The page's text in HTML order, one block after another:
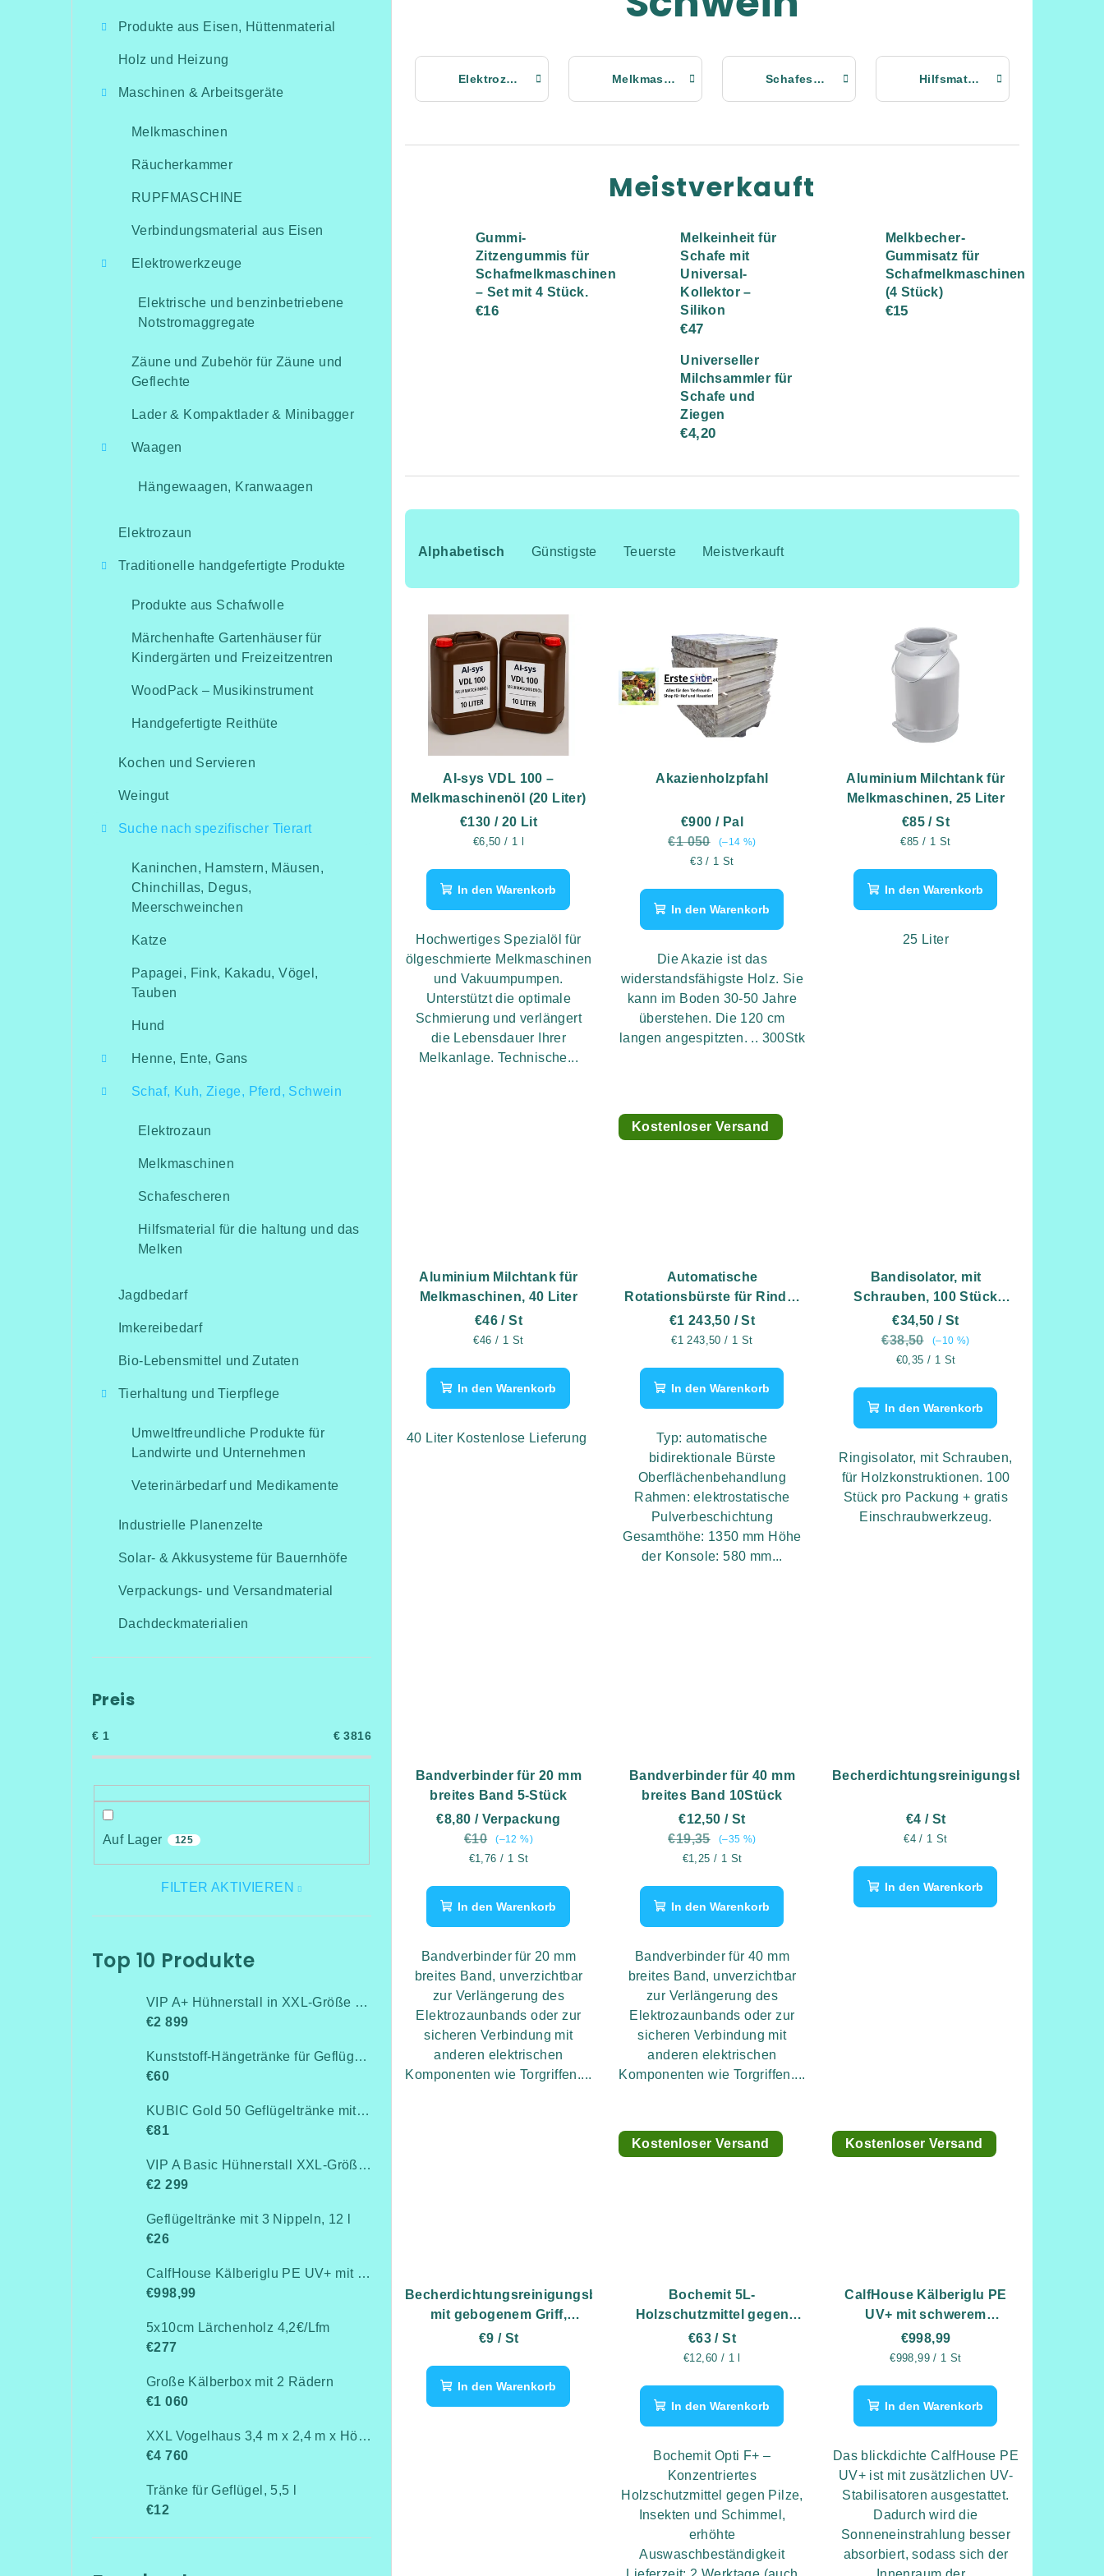
Produkte aus Eisen, Hüttenmaterial
Holz und Heizung
Maschinen & Arbeitsgeräte
Melkmaschinen
Räucherkammer
RUPFMASCHINE
Verbindungsmaterial aus Eisen
Elektrowerkzeuge
Elektrische und benzinbetriebene
Notstromaggregate
Zäune und Zubehör für Zäune und
Geflechte
Lader & Kompaktlader & Minibagger
Waagen
Hängewaagen, Kranwaagen
Elektrozaun
Traditionelle handgefertigte Produkte
Produkte aus Schafwolle
Märchenhafte Gartenhäuser für
Kindergärten und Freizeitzentren
WoodPack – Musikinstrument
Handgefertigte Reithüte
Kochen und Servieren
Weingut
Suche nach spezifischer Tierart
Kaninchen, Hamstern, Mäusen,
Chinchillas, Degus,
Meerschweinchen
Katze
Papagei, Fink, Kakadu, Vögel,
Tauben
Hund
Henne, Ente, Gans
Schaf, Kuh, Ziege, Pferd, Schwein
Elektrozaun
Melkmaschinen
Schafescheren
Hilfsmaterial für die haltung und das
Melken
Jagdbedarf
Imkereibedarf
Bio-Lebensmittel und Zutaten
Tierhaltung und Tierpflege
Umweltfreundliche Produkte für
Landwirte und Unternehmen
Veterinärbedarf und Medikamente
Industrielle Planenzelte
Solar- & Akkusysteme für Bauernhöfe
Verpackungs- und Versandmaterial
Dachdeckmaterialien
Preis
€ 1 €3816
Auf Lager 125
FILTER AKTIVIEREN
Top 10 Produkte
VIP A+ Hühnerstall in XXL-Größe für 15-20 Hühner-Isoliert(mit Heizung!+Kühlung!, Isolierung und Led-Beleuchtung) - Komplett montiert - Kostenlose Lieferung
€2 899
Kunststoff-Hängetränke für Geflügel, Anschluss an Rohrleitung / Niederdruck bis 0,5 bar
€60
KUBIC Gold 50 Geflügeltränke mit Standfüßen
€81
VIP A Basic Hühnerstall XXL-Größe für 15-20 Hühner - Komplett montiert -Kostenlose Lieferung- Ohne Wärmedämmung,Heizung/Kühlung und Beleuchtung
€2 299
Geflügeltränke mit 3 Nippeln, 12 l
€26
CalfHouse Kälberiglu PE UV+ mit schwerem Gitterzaun
€998,99
5x10cm Lärchenholz 4,2€/Lfm
€277
Große Kälberbox mit 2 Rädern
€1 060
XXL Vogelhaus 3,4 m x 2,4 m x Höhe 2,6 m
€4 760
Tränke für Geflügel, 5,5 l
€12
Elektrozaun Melkmaschinen Schafescheren Hilfsmaterial für die haltung und das Melken
Meistverkauft
Gummi-
Zitzengummis für
Schafmelkmaschinen
– Set mit 4 Stück.
€16
Melkeinheit für
Schafe mit
Universal-
Kollektor –
Silikon
€47
Melkbecher-
Gummisatz für
Schafmelkmaschinen
(4 Stück)
€15
Universeller
Milchsammler für
Schafe und
Ziegen
€4,20
o
r
r
u
g
Alphabetisch Günstigste Teuerste Meistverkauft
e
o
d
k
AI-sys VDL 100 –
Melkmaschinenöl (20 Liter)
€130 / 20 Lit
Verkaufspreis:
€6,50 / 1 l
In den Warenkorb
Hochwertiges Spezialöl für
ölgeschmierte Melkmaschinen
und Vakuumpumpen.
Unterstützt die optimale
Schmierung und verlängert
die Lebensdauer Ihrer
Melkanlage. Technische...
Akazienholzpfahl
€900 / Pal
€1 050
(–14 %)
Verkaufspreis:
€3 / 1 St
In den Warenkorb
Die Akazie ist das
widerstandsfähigste Holz. Sie
kann im Boden 30-50 Jahre
überstehen. Die 120 cm
langen angespitzten. .. 300Stk
Aluminium Milchtank für
Melkmaschinen, 25 Liter
€85/ St
Verkaufspreis:
€85 / 1 St
In den Warenkorb
25 Liter
Aluminium Milchtank für
Melkmaschinen, 40 Liter
€46/ St
Verkaufspreis:
€46 / 1 St
In den Warenkorb
40 Liter Kostenlose Lieferung
Kostenloser Versand
Automatische
Rotationsbürste für Rinder
(220V, 0,18 kW)
€1 243,50 / St
Verkaufspreis:
€1 243,50 / 1 St
In den Warenkorb
Typ: automatische
bidirektionale Bürste
Oberflächenbehandlung
Rahmen: elektrostatische
Pulverbeschichtung
Gesamthöhe: 1350 mm Höhe
der Konsole: 580 mm...
Bandisolator, mit
Schrauben, 100 Stück
+gratis
Einschraubwerkzeug.
€34,50/ St
€38,50
(–10 %)
Verkaufspreis:
€0,35 / 1 St
In den Warenkorb
Ringisolator, mit Schrauben,
für Holzkonstruktionen. 100
Stück pro Packung + gratis
Einschraubwerkzeug.
Bandverbinder für 20 mm
breites Band 5-Stück
€8,80 / Verpackung
€10
(–12 %)
Verkaufspreis:
€1,76 / 1 St
In den Warenkorb
Bandverbinder für 20 mm
breites Band, unverzichtbar
zur Verlängerung des
Elektrozaunbands oder zur
sicheren Verbindung mit
anderen elektrischen
Komponenten wie Torgriffen....
Bandverbinder für 40 mm
breites Band 10Stück
€12,50/ St
€19,35
(–35 %)
Verkaufspreis:
€1,25 / 1 St
In den Warenkorb
Bandverbinder für 40 mm
breites Band, unverzichtbar
zur Verlängerung des
Elektrozaunbands oder zur
sicheren Verbindung mit
anderen elektrischen
Komponenten wie Torgriffen....
Becherdichtungsreinigungsbürste
€4 / St
Verkaufspreis:
€4 / 1 St
In den Warenkorb
Becherdichtungsreinigungsbürste
mit gebogenem Griff,
Holzgriff, 40 cm
€9 / St
In den Warenkorb
Kostenloser Versand
Bochemit 5L-
Holzschutzmittel gegen
Pilze, Insekten und
Schimmel
€63/ St
Verkaufspreis:
€12,60 / 1 l
In den Warenkorb
Bochemit Opti F+ –
Konzentriertes
Holzschutzmittel gegen Pilze,
Insekten und Schimmel,
erhöhte
Auswaschbeständigkeit
Kostenloser Versand
CalfHouse Kälberiglu PE
UV+ mit schwerem
Gitterzaun
€998,99
Verkaufspreis:
€998,99 / 1 St
In den Warenkorb
Das blickdichte CalfHouse PE
UV+ ist mit zusätzlichen UV-
Stabilisatoren ausgestattet.
Dadurch wird die
Sonneneinstrahlung besser
absorbiert, sodass sich der